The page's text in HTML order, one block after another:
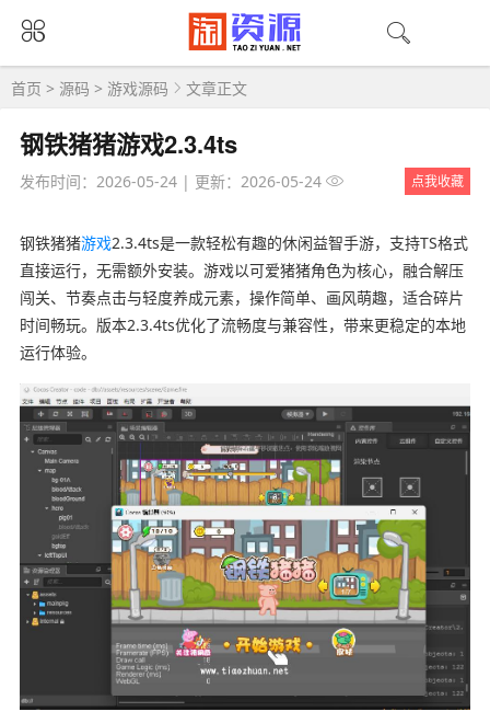
首页 > 源码 > 游戏源码 文章正文
钢铁猪猪游戏2.3.4ts
发布时间：2026-05-24| 更新：2026-05-24 点我收藏
钢铁猪猪游戏2.3.4ts是一款轻松有趣的休闲益智手游，支持TS格式
直接运行，无需额外安装。游戏以可爱猪猪角色为核心，融合解压
闯关、节奏点击与轻度养成元素，操作简单、画风萌趣，适合碎片
时间畅玩。版本2.3.4ts优化了流畅度与兼容性，带来更稳定的本地
运行体验。